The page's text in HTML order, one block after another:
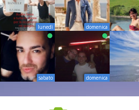
lunedì domenica
sabato domenica